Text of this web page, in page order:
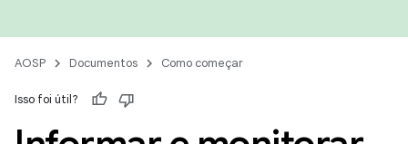
AOSP Documentos Como começar
Isso foi útil?